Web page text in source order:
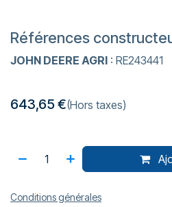
Références
JOHN DEERE AGRI : RE243441
643,65€(Hors taxes)
Conditions générales